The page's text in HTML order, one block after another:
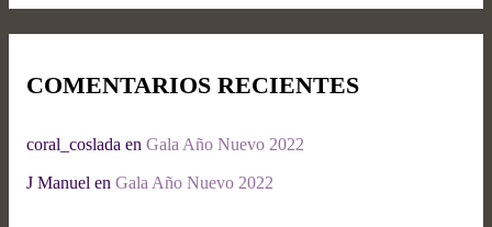
COMENTARIOS RECIENTES
coral_coslada en Gala Año Nuevo 2022
J Manuel en Gala Año Nuevo 2022